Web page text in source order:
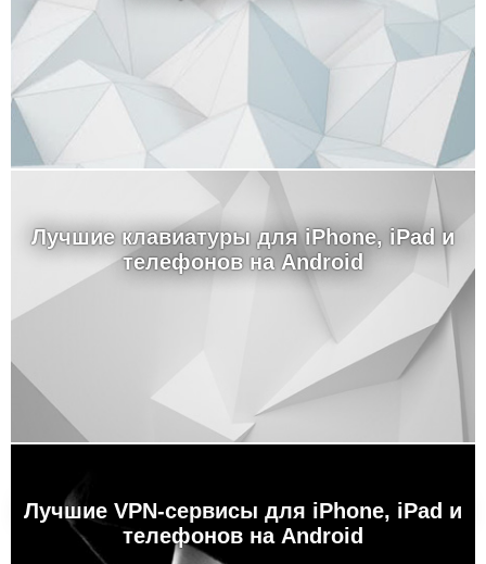
Лучшие клавиатуры для iPhone, iPad и
телефонов на Android
Лучшие VPN-сервисы для iPhone, iPad и
телефонов на Android